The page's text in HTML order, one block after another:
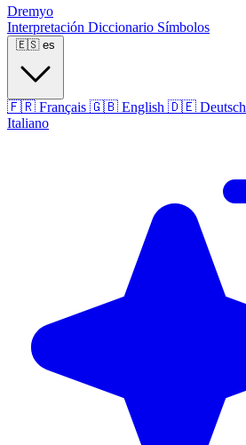
Dremyo
Interpretación Diccionario Símbolos
🇪🇸 es
🇫🇷 Français 🇬🇧 English 🇩🇪 Deutsch
Italiano